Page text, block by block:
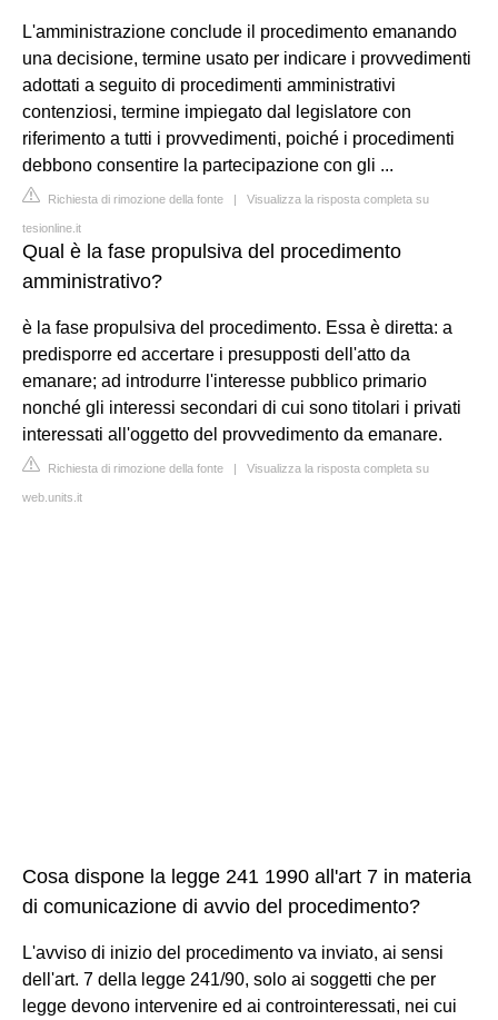
L'amministrazione conclude il procedimento emanando
una decisione, termine usato per indicare i provvedimenti
adottati a seguito di procedimenti amministrativi
contenziosi, termine impiegato dal legislatore con
riferimento a tutti i provvedimenti, poiché i procedimenti
debbono consentire la partecipazione con gli ...
Richiesta di rimozione della fonte | Visualizza la risposta completa su
tesionline.it
Qual è la fase propulsiva del procedimento
amministrativo?
è la fase propulsiva del procedimento. Essa è diretta: a
predisporre ed accertare i presupposti dell'atto da
emanare; ad introdurre l'interesse pubblico primario
nonché gli interessi secondari di cui sono titolari i privati
interessati all'oggetto del provvedimento da emanare.
Richiesta di rimozione della fonte | Visualizza la risposta completa su
web.units.it
Cosa dispone la legge 241 1990 all'art 7 in materia
di comunicazione di avvio del procedimento?
L'avviso di inizio del procedimento va inviato, ai sensi
dell'art. 7 della legge 241/90, solo ai soggetti che per
legge devono intervenire ed ai controinteressati, nei cui